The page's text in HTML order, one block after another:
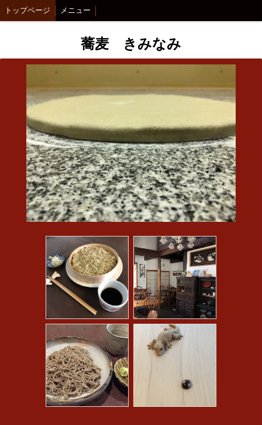
トップページ メニュー
蕎麦 きみなみ